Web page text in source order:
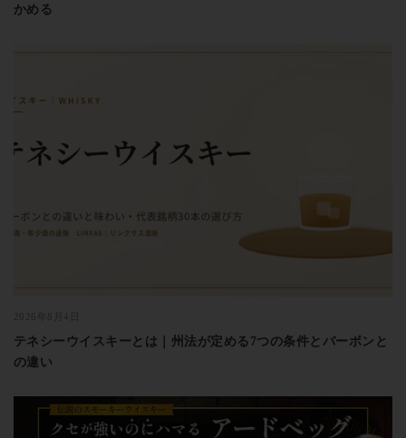
かめる
テネシーウイスキーとは｜州法が定める7つの条件とバーボンと
の違い